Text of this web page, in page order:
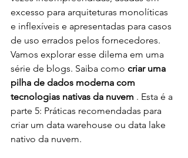
excesso para arquiteturas monolíticas
e inflexíveis e apresentadas para casos
de uso errados pelos fornecedores.
Vamos explorar esse dilema em uma
série de blogs. Saiba como criar uma
pilha de dados moderna com
tecnologias nativas da nuvem . Esta é a
parte 5: Práticas recomendadas para
criar um data warehouse ou data lake
nativo da nuvem.